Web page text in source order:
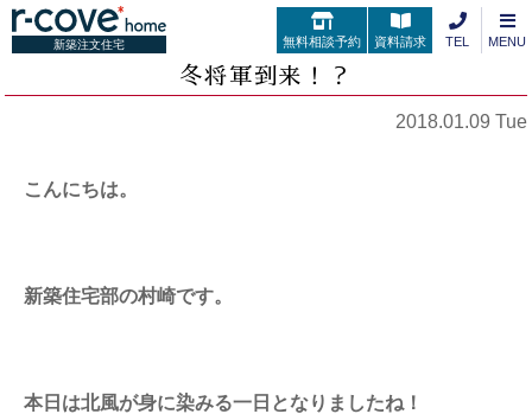
新築注文住宅 無料相談予約 資料請求 TEL MENU
冬将軍到来！？
2018.01.09 Tue
こんにちは。
新築住宅部の村崎です。
本日は北風が身に染みる一日となりましたね！